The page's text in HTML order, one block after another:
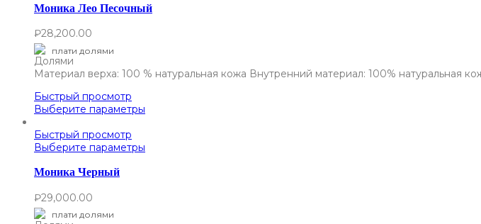
Моника Лео Песочный
₽28,200.00
плати долями
Материал верха: 100 % натуральная кожа Внутренний материал: 100% натуральная
Быстрый просмотр
Выберите параметры
Быстрый просмотр
Выберите параметры
Моника Черный
₽29,000.00
плати долями